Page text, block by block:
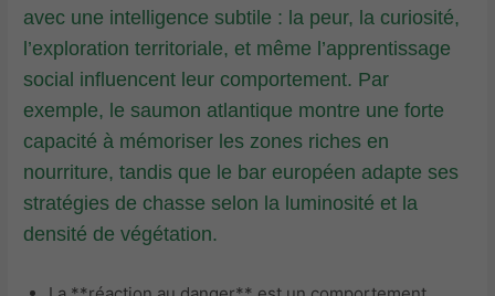
avec une intelligence subtile : la peur, la curiosité,
l’exploration territoriale, et même l’apprentissage
social influencent leur comportement. Par
exemple, le saumon atlantique montre une forte
capacité à mémoriser les zones riches en
nourriture, tandis que le bar européen adapte ses
stratégies de chasse selon la luminosité et la
densité de végétation.